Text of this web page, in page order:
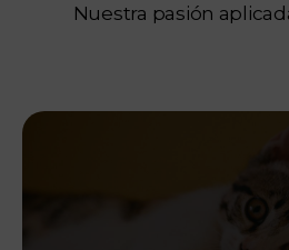
Nuestra pasión